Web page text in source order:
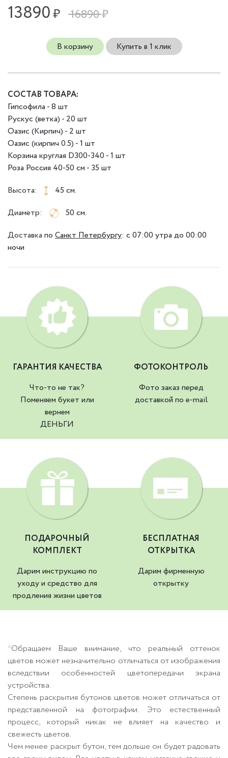
13890₽ 16890 ₽
В корзину Купить в 1 клик
СОСТАВ ТОВАРА:
Гипсофила - 8 шт
Рускус (ветка) - 20 шт
Оазис (Кирпич) - 2 шт
Оазис (кирпич 0.5) - 1 шт
Корзина круглая D300-340 - 1 шт
Роза Россия 40-50 см - 35 шт
Высота:
45 см.
Диаметр:
50 см.
Доставка по Санкт Петербургу: с 07:00 утра до 00:00
ночи
ГАРАНТИЯ КАЧЕСТВА
Что-то не так?
Поменяем букет или
вернем
ДЕНЬГИ
ФОТОКОНТРОЛЬ
Фото заказ перед
доставкой по e-mail
ПОДАРОЧНЫЙ
КОМПЛЕКТ
Дарим инструкцию по
уходу и средство для
продления жизни цветов
БЕСПЛАТНАЯ
ОТКРЫТКА
Дарим фирменную
открытку
*Обращаем Ваше внимание, что реальный оттенок
цветов может незначительно отличаться от изображения
вследствии особенностей цветопередачи экрана
устройства.
Степень раскрытия бутонов цветов может отличаться от
представленной на фотографии. Это естественный
процесс, который никак не влияет на качество и
свежесть цветов.
Чем менее раскрыт бутон, тем дольше он будет радовать